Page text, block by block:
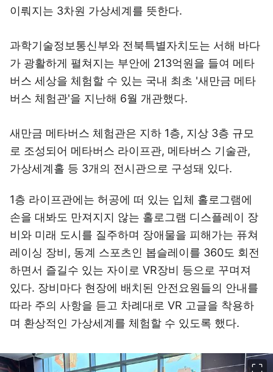
이뤄지는 3차원 가상세계를 뜻한다.
과학기술정보통신부와 전북특별자치도는 서해 바다
가 광활하게 펼쳐지는 부안에 213억원을 들여 메타
버스 세상을 체험할 수 있는 국내 최초 '새만금 메타
버스 체험관'을 지난해 6월 개관했다.
새만금 메타버스 체험관은 지하 1층, 지상 3층 규모
로 조성되어 메타버스 라이프관, 메타버스 기술관,
가상세계홀 등 3개의 전시관으로 구성돼 있다.
1층 라이프관에는 허공에 떠 있는 입체 홀로그램에
손을 대봐도 만져지지 않는 홀로그램 디스플레이 장
비와 미래 도시를 질주하며 장애물을 피해가는 퓨쳐
레이싱 장비, 동계 스포츠인 봅슬레이를 360도 회전
하면서 즐길수 있는 자이로 VR장비 등으로 꾸며져
있다. 장비마다 현장에 배치된 안전요원들의 안내를
따라 주의 사항을 듣고 차례대로 VR 고글을 착용하
며 환상적인 가상세계를 체험할 수 있도록 했다.